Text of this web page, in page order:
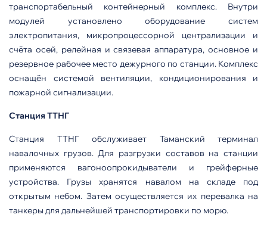
транспортабельный контейнерный комплекс. Внутри
модулей установлено оборудование систем
электропитания, микропроцессорной централизации и
счёта осей, релейная и связевая аппаратура, основное и
резервное рабочее место дежурного по станции. Комплекс
оснащён системой вентиляции, кондиционирования и
пожарной сигнализации.
Станция ТТНГ
Станция ТТНГ обслуживает Таманский терминал
навалочных грузов. Для разгрузки составов на станции
применяются вагоноопрокидыватели и грейферные
устройства. Грузы хранятся навалом на складе под
открытым небом. Затем осуществляется их перевалка на
танкеры для дальнейшей транспортировки по морю.